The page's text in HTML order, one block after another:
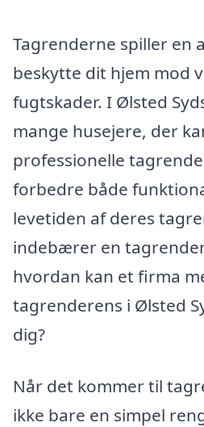
Tagrenderne spiller en
beskytte dit hjem mod
fugtskader. I Ølsted
mange husejere, der
professionelle
forbedre både
levetiden af deres
indebærer en
hvordan kan et firma
tagrenderens i Ølsted
dig?
Når det kommer til
ikke bare en simpel